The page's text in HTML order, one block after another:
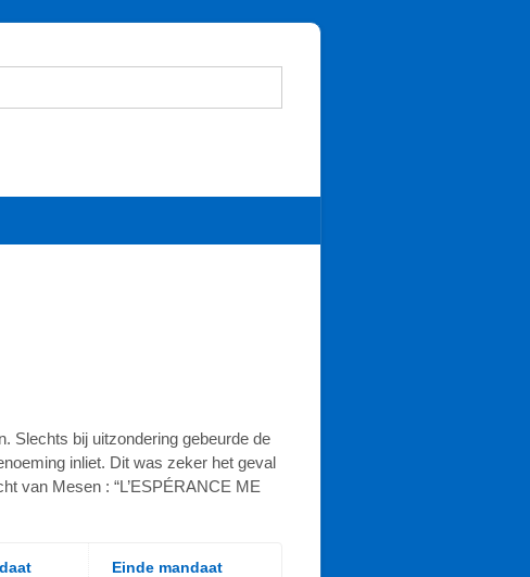
Slechts bij uitzondering gebeurde de
inliet. Dit was zeker het geval
van Mesen : “L’ESPÉRANCE ME
Einde mandaat